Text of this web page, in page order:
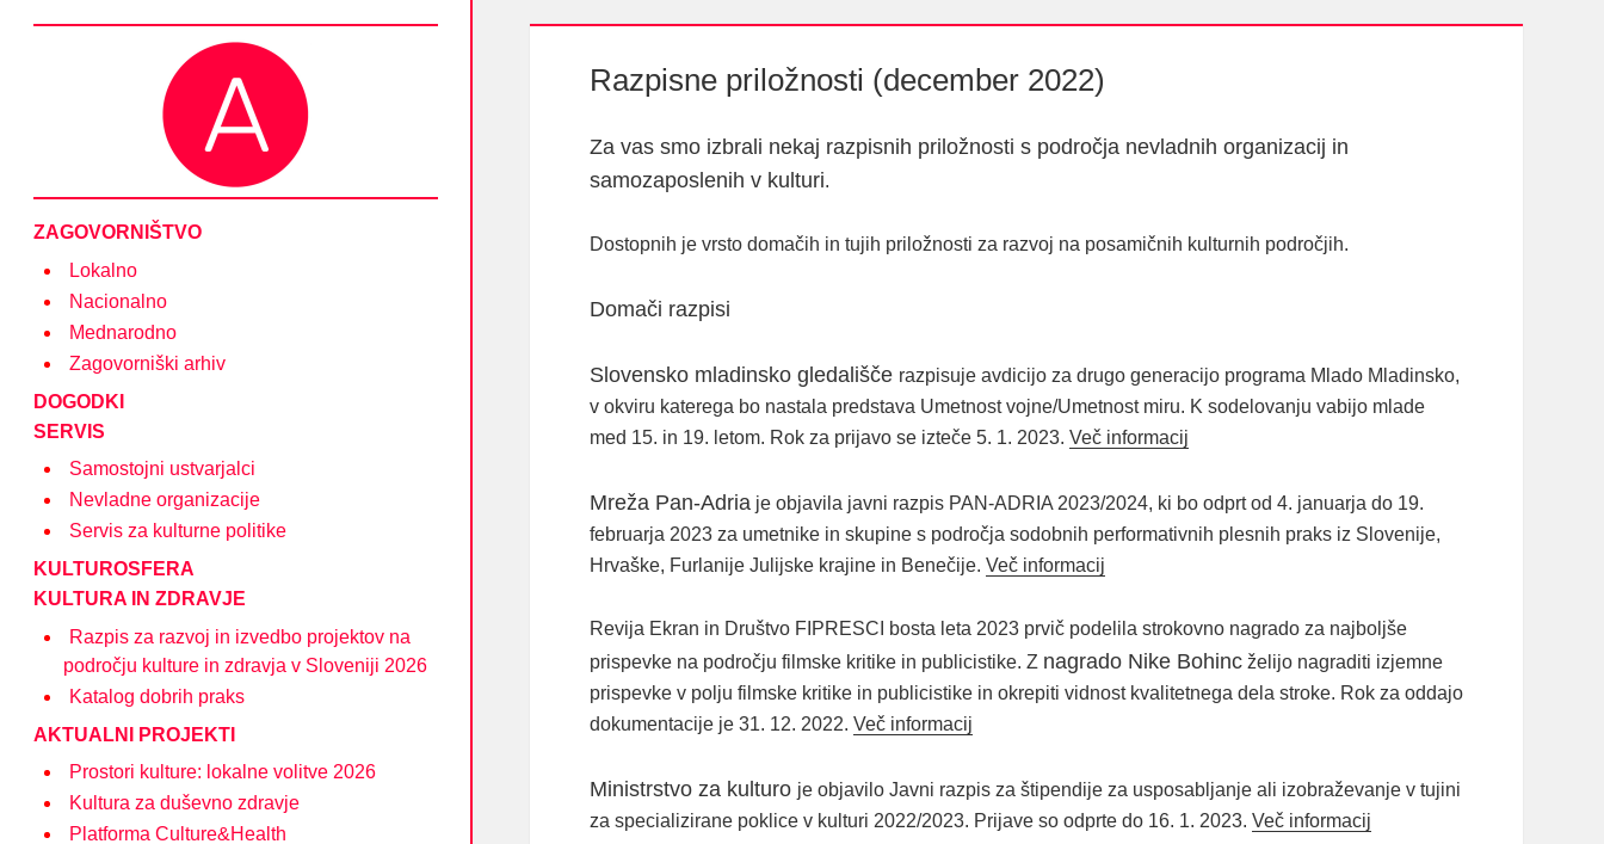
Društvo Asociacija – društvo nevladnih organizacij
in posameznikov na področju kulture
ZAGOVORNIŠTVO
Lokalno
Nacionalno
Mednarodno
Zagovorniški arhiv
DOGODKI
SERVIS
Samostojni ustvarjalci
Nevladne organizacije
Servis za kulturne politike
KULTUROSFERA
KULTURA IN ZDRAVJE
Razpis za razvoj in izvedbo projektov na
področju kulture in zdravja v Sloveniji 2026
Katalog dobrih praks
AKTUALNI PROJEKTI
Prostori kulture: lokalne volitve 2026
Kultura za duševno zdravje
Platforma Culture&Health
Razpisne priložnosti (december 2022)
Za vas smo izbrali nekaj razpisnih priložnosti s področja nevladnih organizacij in
samozaposlenih v kulturi.
Dostopnih je vrsto domačih in tujih priložnosti za razvoj na posamičnih kulturnih področjih.
Domači razpisi
Slovensko mladinsko gledališče razpisuje avdicijo za drugo generacijo programa Mlado Mladinsko,
v okviru katerega bo nastala predstava Umetnost vojne/Umetnost miru. K sodelovanju vabijo mlade
med 15. in 19. letom. Rok za prijavo se izteče 5. 1. 2023. Več informacij
Mreža Pan-Adria je objavila javni razpis PAN-ADRIA 2023/2024, ki bo odprt od 4. januarja do 19.
februarja 2023 za umetnike in skupine s področja sodobnih performativnih plesnih praks iz Slovenije,
Hrvaške, Furlanije Julijske krajine in Benečije. Več informacij
Revija Ekran in Društvo FIPRESCI bosta leta 2023 prvič podelila strokovno nagrado za najboljše
prispevke na področju filmske kritike in publicistike. Z nagrado Nike Bohincželijo nagraditi izjemne
prispevke v polju filmske kritike in publicistike in okrepiti vidnost kvalitetnega dela stroke. Rok za oddajo
dokumentacije je 31. 12. 2022. Več informacij
Ministrstvo za kulturo je objavilo Javni razpis za štipendije za usposabljanje ali izobraževanje v tujini
za specializirane poklice v kulturi 2022/2023. Prijave so odprte do 16. 1. 2023. Več informacij